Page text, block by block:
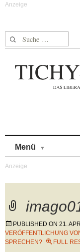
Suche nach:
Menü
PUBLISHED ON 21.
VERÖFFENTLICHUNG
SPRECHEN?
FULL